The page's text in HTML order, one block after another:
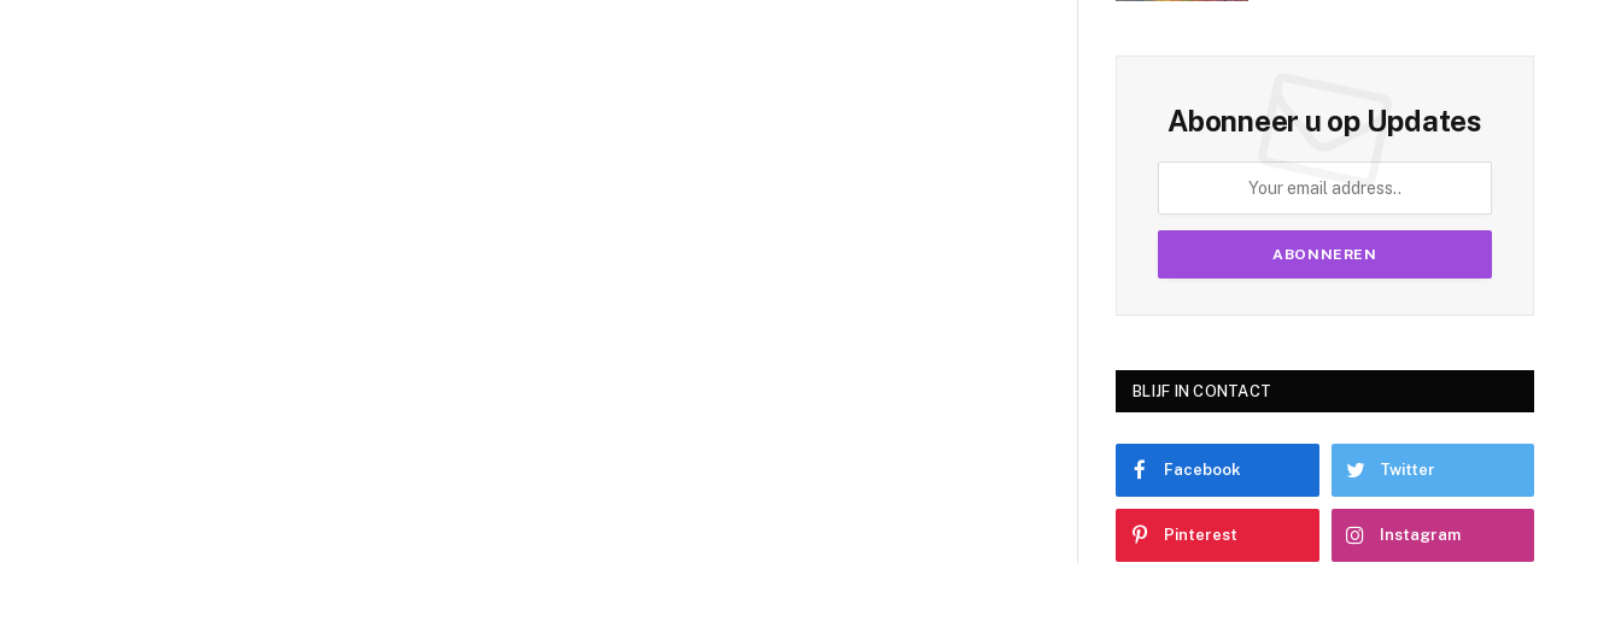
Abonneer u op Updates
BLIJF IN CONTACT
Facebook Twitter
Pinterest Instagram